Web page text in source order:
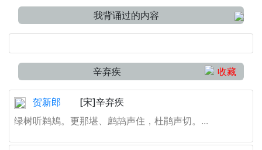
我背诵过的内容
辛弃疾 收藏
贺新郎
[宋]辛弃疾
绿树听鹈鴂。更那堪、鹧鸪声住，杜鹃声切。...